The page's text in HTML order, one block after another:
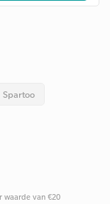
Spartoo
waarde van €20